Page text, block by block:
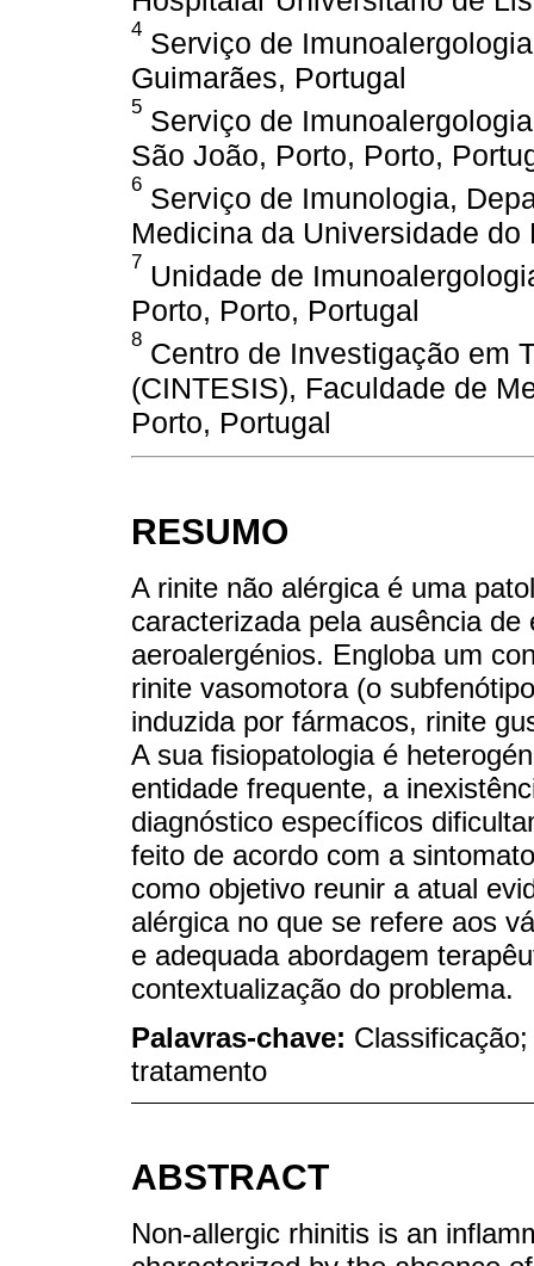
4 Serviço de
Guimarães, Portugal
5 Serviço de
São João, Porto, Porto,
6 Serviço de Imunologia,
Medicina da Universidade do
7 Unidade de
Porto, Porto, Portugal
8 Centro de Investigação em
(CINTESIS), Faculdade de
Porto, Portugal
RESUMO
A rinite não alérgica é uma
caracterizada pela ausência
aeroalergénios. Engloba um
rinite vasomotora (o
induzida por fármacos, rinite
A sua fisiopatologia é
entidade frequente, a
diagnóstico específicos
feito de acordo com a
como objetivo reunir a atual
alérgica no que se refere aos
e adequada abordagem
contextualização do problema.
Palavras-chave:
tratamento
ABSTRACT
Non-allergic rhinitis is an